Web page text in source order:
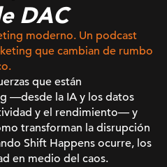
DAC
moderno. Un podcast
que cambian de rumbo
que están
—desde la IA y los datos
y el rendimiento— y
transforman la disrupción
Shift Happens ocurre, los
en medio del caos.